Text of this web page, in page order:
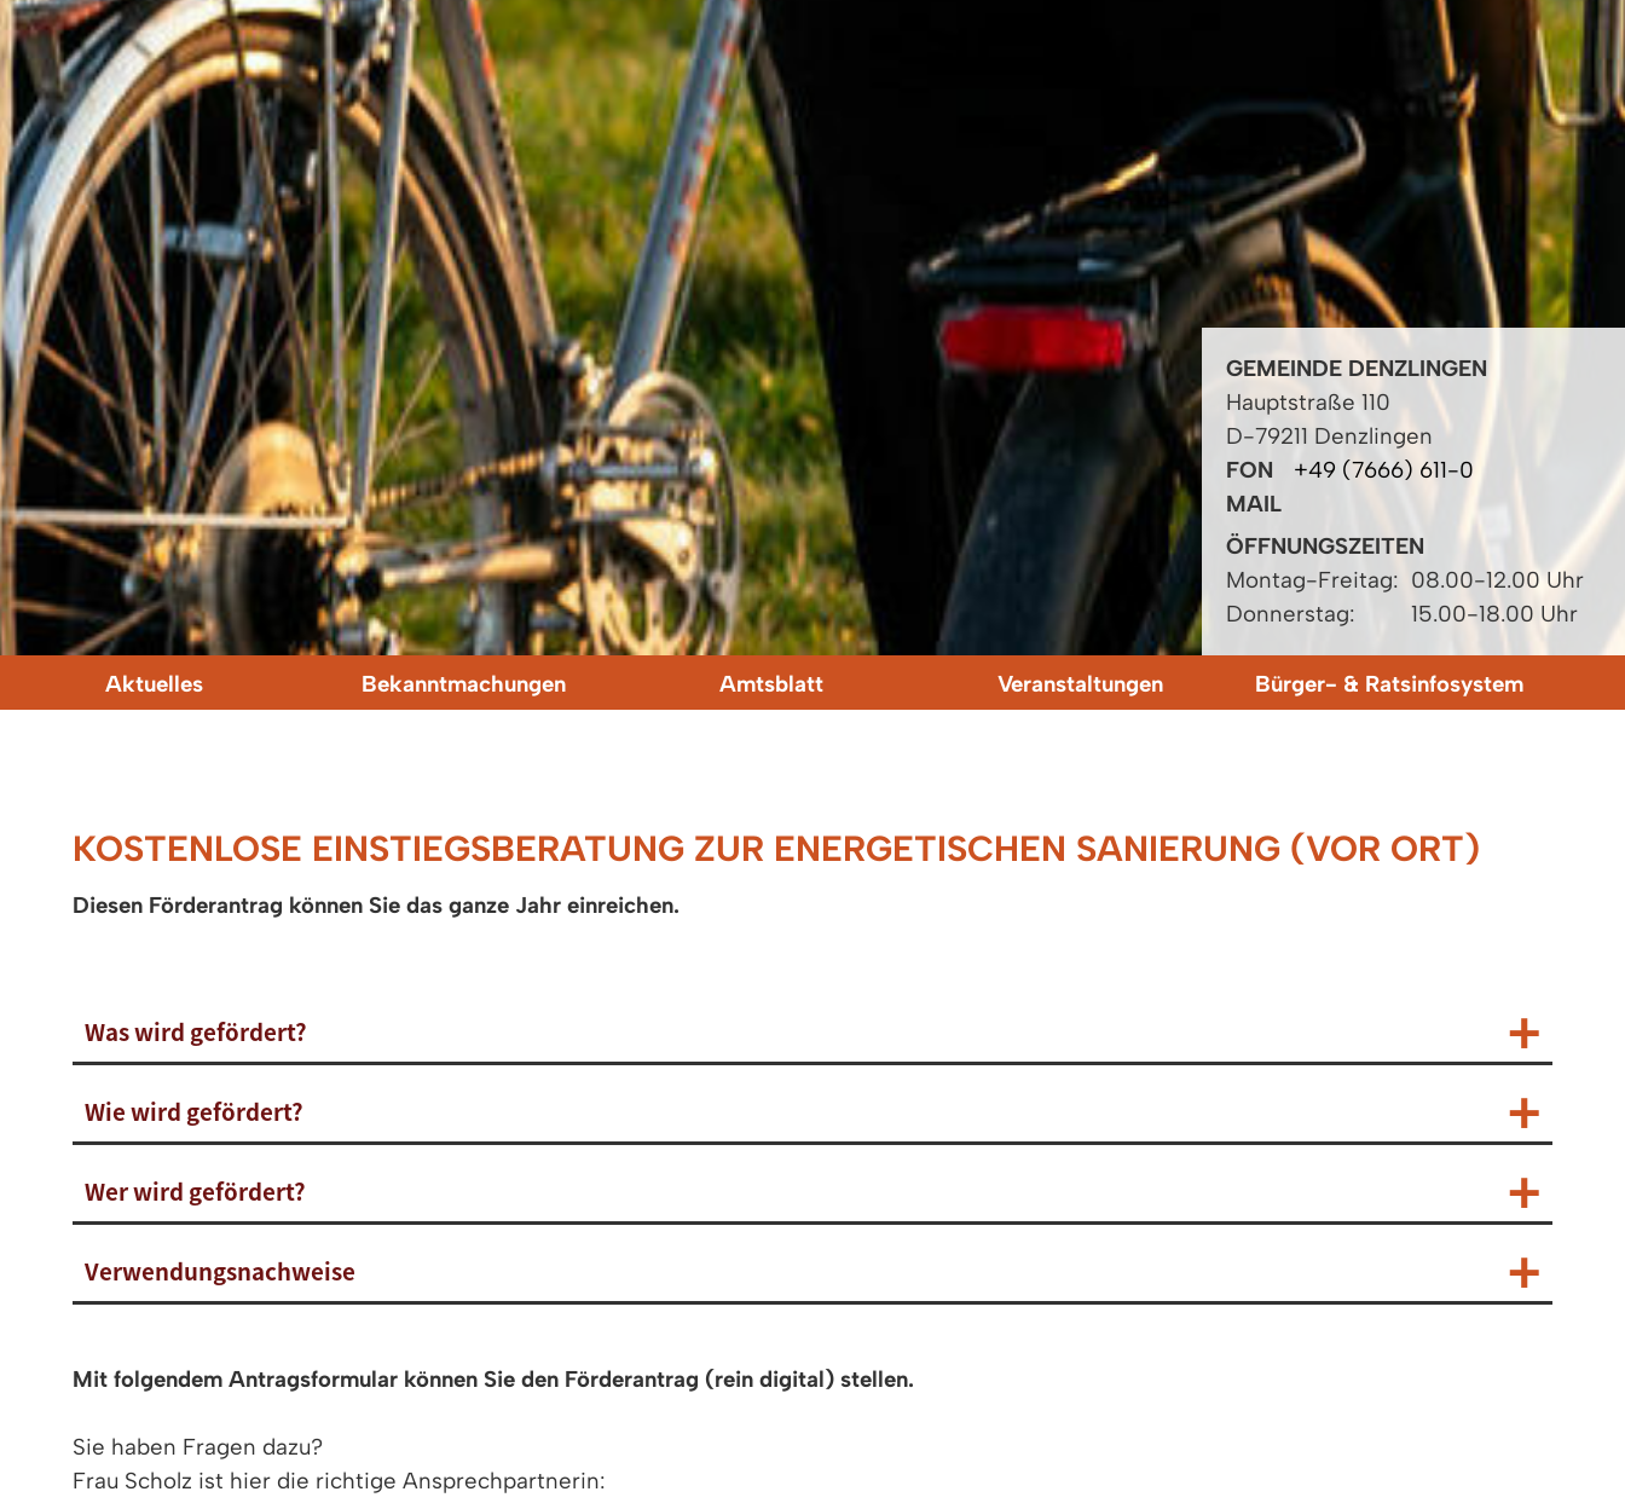
GEMEINDE DENZLINGEN
Hauptstraße 110
D-79211 Denzlingen
FON
+49 (7666) 611-0
MAIL
ÖFFNUNGSZEITEN
Montag-Freitag: 08.00-12.00 Uhr
Donnerstag:
15.00-18.00 Uhr
Aktuelles Bekanntmachungen Amtsblatt Veranstaltungen Bürger- & Ratsinfosystem
KOSTENLOSE EINSTIEGSBERATUNG ZUR ENERGETISCHEN SANIERUNG (VOR ORT)
Diesen Förderantrag können Sie das ganze Jahr einreichen.
Was wird gefördert?
Wie wird gefördert?
Wer wird gefördert?
Verwendungsnachweise
Mit folgendem Antragsformular können Sie den Förderantrag (rein digital) stellen.
Sie haben Fragen dazu?
Frau Scholz ist hier die richtige Ansprechpartnerin: